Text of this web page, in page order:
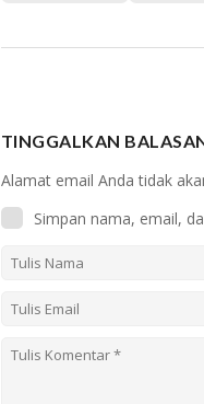
TINGGALKAN
Alamat email Anda tidak
Simpan nama, email,